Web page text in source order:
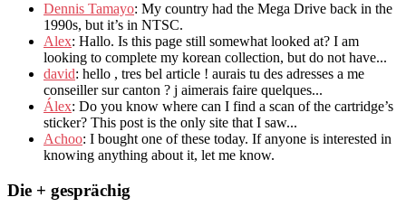
Dennis Tamayo: My country had the Mega Drive back in the
1990s, but it’s in NTSC.
Alex: Hallo. Is this page still somewhat looked at? I am
looking to complete my korean collection, but do not have...
david: hello , tres bel article ! aurais tu des adresses a me
conseiller sur canton ? j aimerais faire quelques...
Álex: Do you know where can I find a scan of the cartridge’s
sticker? This post is the only site that I saw...
Achoo: I bought one of these today. If anyone is interested in
knowing anything about it, let me know.
Die + gesprächig